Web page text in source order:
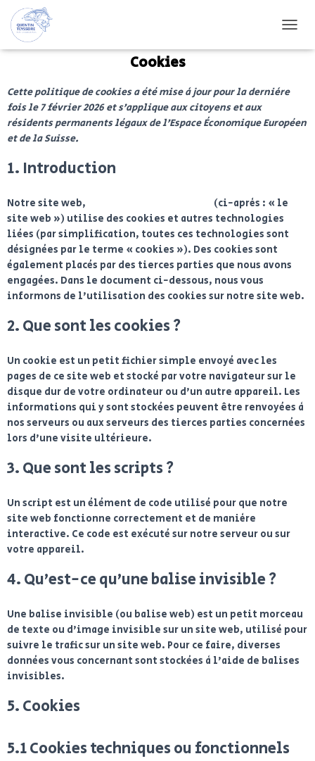
Cookies
Cette politique de cookies a été mise à jour pour la dernière
fois le 7 février 2026 et s’applique aux citoyens et aux
résidents permanents légaux de l’Espace Économique Européen
et de la Suisse.
1. Introduction
Notre site web,
(ci-après : « le
site web ») utilise des cookies et autres technologies
liées (par simplification, toutes ces technologies sont
désignées par le terme « cookies »). Des cookies sont
également placés par des tierces parties que nous avons
engagées. Dans le document ci-dessous, nous vous
informons de l’utilisation des cookies sur notre site web.
2. Que sont les cookies ?
Un cookie est un petit fichier simple envoyé avec les
pages de ce site web et stocké par votre navigateur sur le
disque dur de votre ordinateur ou d’un autre appareil. Les
informations qui y sont stockées peuvent être renvoyées à
nos serveurs ou aux serveurs des tierces parties concernées
lors d’une visite ultérieure.
3. Que sont les scripts ?
Un script est un élément de code utilisé pour que notre
site web fonctionne correctement et de manière
interactive. Ce code est exécuté sur notre serveur ou sur
votre appareil.
4. Qu’est-ce qu’une balise invisible ?
Une balise invisible (ou balise web) est un petit morceau
de texte ou d’image invisible sur un site web, utilisé pour
suivre le trafic sur un site web. Pour ce faire, diverses
données vous concernant sont stockées à l’aide de balises
invisibles.
5. Cookies
5.1 Cookies techniques ou fonctionnels